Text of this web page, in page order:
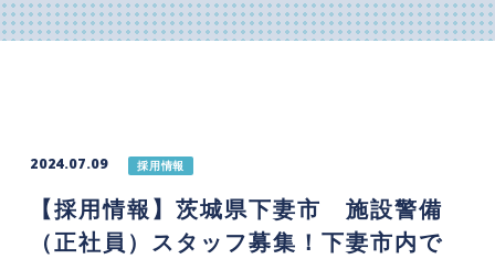
2024.07.09 採用情報
【採用情報】茨城県下妻市 施設警備
（正社員）スタッフ募集！下妻市内で